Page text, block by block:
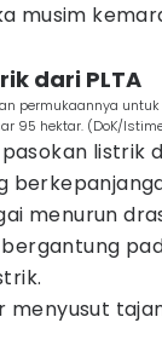
musim
dari PLTA
permukaannya untuk
95 hektar. (DoK/
listrik
menurun
menyusut